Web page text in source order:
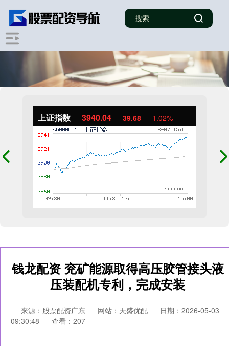
上证指数 3940.04 39.68 1.02%
钱龙配资 兖矿能源取得高压胶管接头液
压装配机专利，完成安装
来源：股票配资广东 网站：天盛优配
日期：2026-05-03
09:30:48
查看：207